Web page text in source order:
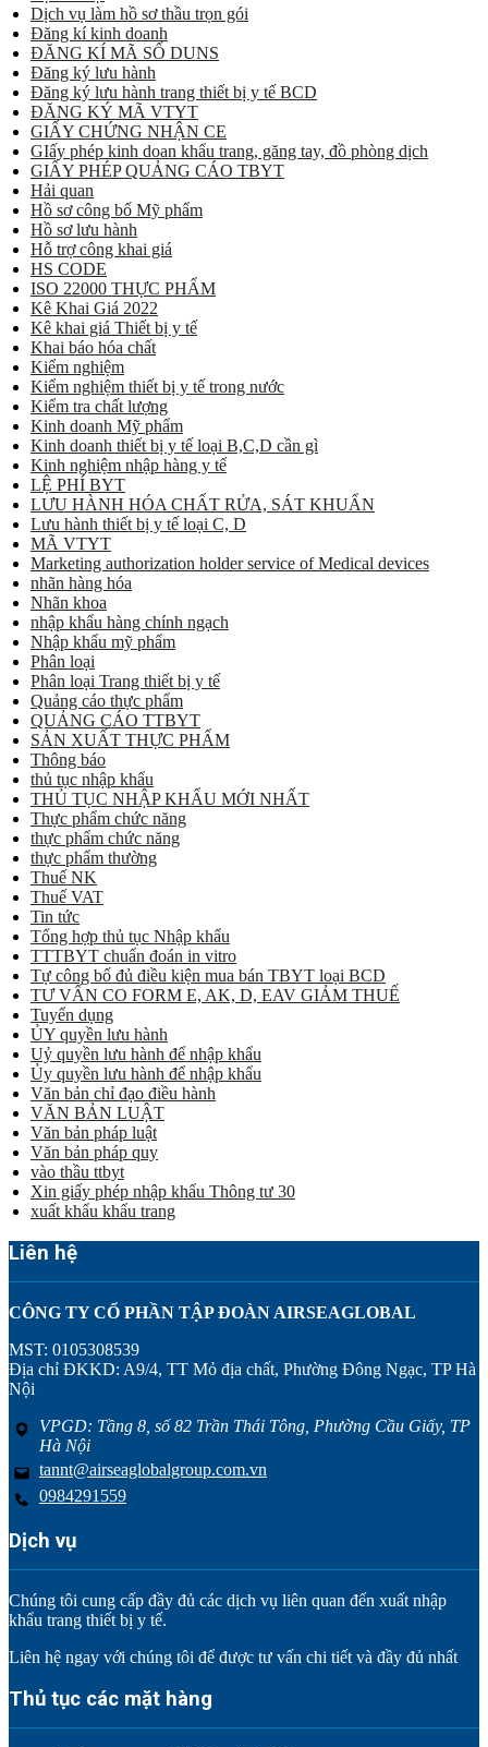
Dịch vụ làm hồ sơ thầu trọn gói
Đăng kí kinh doanh
ĐĂNG KÍ MÃ SỐ DUNS
Đăng ký lưu hành
Đăng ký lưu hành trang thiết bị y tế BCD
ĐĂNG KÝ MÃ VTYT
GIẤY CHỨNG NHẬN CE
GIấy phép kinh doan khẩu trang, găng tay, đồ phòng dịch
GIẤY PHÉP QUẢNG CÁO TBYT
Hải quan
Hồ sơ công bố Mỹ phẩm
Hồ sơ lưu hành
Hỗ trợ công khai giá
HS CODE
ISO 22000 THỰC PHẨM
Kê Khai Giá 2022
Kê khai giá Thiết bị y tế
Khai báo hóa chất
Kiểm nghiệm
Kiểm nghiệm thiết bị y tế trong nước
Kiểm tra chất lượng
Kinh doanh Mỹ phẩm
Kinh doanh thiết bị y tế loại B,C,D cần gì
Kinh nghiệm nhập hàng y tế
LỆ PHÍ BYT
LƯU HÀNH HÓA CHẤT RỬA, SÁT KHUẨN
Lưu hành thiết bị y tế loại C, D
MÃ VTYT
Marketing authorization holder service of Medical devices
nhãn hàng hóa
Nhãn khoa
nhập khẩu hàng chính ngạch
Nhập khẩu mỹ phẩm
Phân loại
Phân loại Trang thiết bị y tế
Quảng cáo thực phẩm
QUẢNG CÁO TTBYT
SẢN XUẤT THỰC PHẨM
Thông báo
thủ tục nhập khẩu
THỦ TỤC NHẬP KHẨU MỚI NHẤT
Thực phẩm chức năng
thực phẩm chức năng
thực phẩm thường
Thuế NK
Thuế VAT
Tin tức
Tổng hợp thủ tục Nhập khẩu
TTTBYT chuẩn đoán in vitro
Tự công bố đủ điều kiện mua bán TBYT loại BCD
TƯ VẤN CO FORM E, AK, D, EAV GIẢM THUẾ
Tuyển dụng
ỦY quyền lưu hành
Uỷ quyền lưu hành để nhập khẩu
Ủy quyền lưu hành để nhập khẩu
Văn bản chỉ đạo điều hành
VĂN BẢN LUẬT
Văn bản pháp luật
Văn bản pháp quy
vào thầu ttbyt
Xin giấy phép nhập khẩu Thông tư 30
xuất khẩu khẩu trang
Liên hệ
CÔNG TY CỔ PHẦN TẬP ĐOÀN AIRSEAGLOBAL
MST: 0105308539
Địa chỉ ĐKKD: A9/4, TT Mỏ địa chất, Phường Đông Ngạc, TP Hà
Nội
VPGD: Tầng 8, số 82 Trần Thái Tông, Phường Cầu Giấy, TP
Hà Nội
tannt@airseaglobalgroup.com.vn
0984291559
Dịch vụ
Chúng tôi cung cấp đầy đủ các dịch vụ liên quan đến xuất nhập
khẩu trang thiết bị y tế.
Liên hệ ngay với chúng tôi để được tư vấn chi tiết và đầy đủ nhất
Thủ tục các mặt hàng